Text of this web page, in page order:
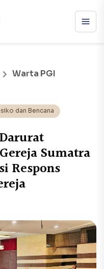
Warta PGI
dan Bencana
Sumatra
Respons